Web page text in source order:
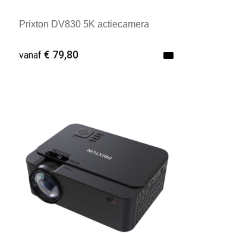
Prixton DV830 5K actiecamera
vanaf € 79,80